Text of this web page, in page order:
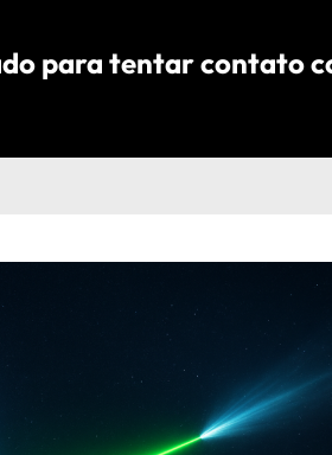
para tentar contato